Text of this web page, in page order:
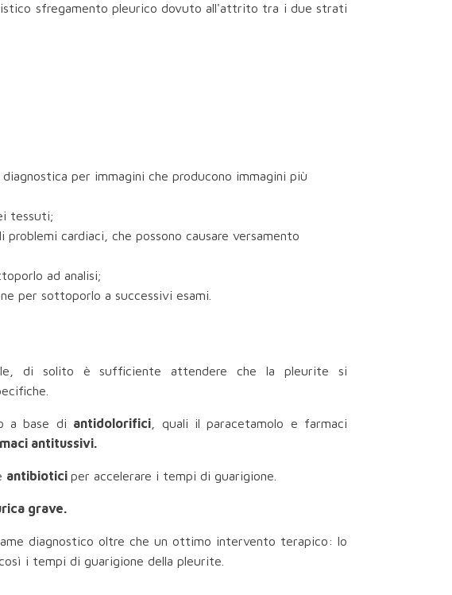
sfregamento pleurico dovuto all'attrito tra i due strati
per immagini che producono immagini più
tessuti;
problemi cardiaci, che possono causare versamento
ad analisi;
per sottoporlo a successivi esami.
di solito è sufficiente attendere che la pleurite si
a base di antidolorifici , quali il paracetamolo e farmaci
antitussivi.
antibiotici per accelerare i tempi di guarigione.
grave.
diagnostico oltre che un ottimo intervento terapico: lo
i tempi di guarigione della pleurite.